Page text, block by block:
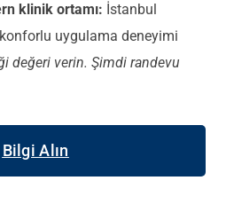
klinik ortamı: İstanbul
konforlu uygulama deneyimi
değeri verin. Şimdi randevu
Bilgi Alın